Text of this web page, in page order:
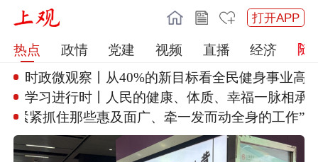
打开APP
热点 政情 党建 视频 直播
经济
时政微观察丨从40%的新目标看全民健身事业高
学习进行时丨人民的健康、体质、 幸福一脉相承
“紧紧抓住那些惠及面广、牵一发而动全身的工作”